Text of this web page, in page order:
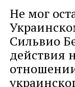
Не мог
Сильвио
действия